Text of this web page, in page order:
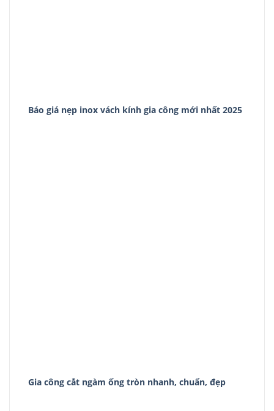
Báo giá nẹp inox vách kính gia công mới nhất 2025
Gia công cắt ngàm ống tròn nhanh, chuẩn, đẹp